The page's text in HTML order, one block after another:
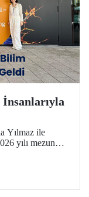
Yılmaz ile
yılı mezunu
Lindau